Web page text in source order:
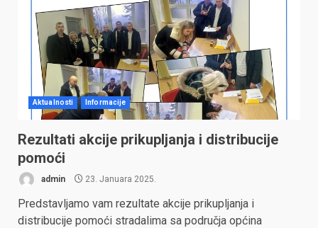
Aktualnosti Informacije
Rezultati akcije prikupljanja i distribucije
pomoći
admin 23. Januara 2025.
Predstavljamo vam rezultate akcije prikupljanja i
distribucije pomoći stradalima sa područja općina